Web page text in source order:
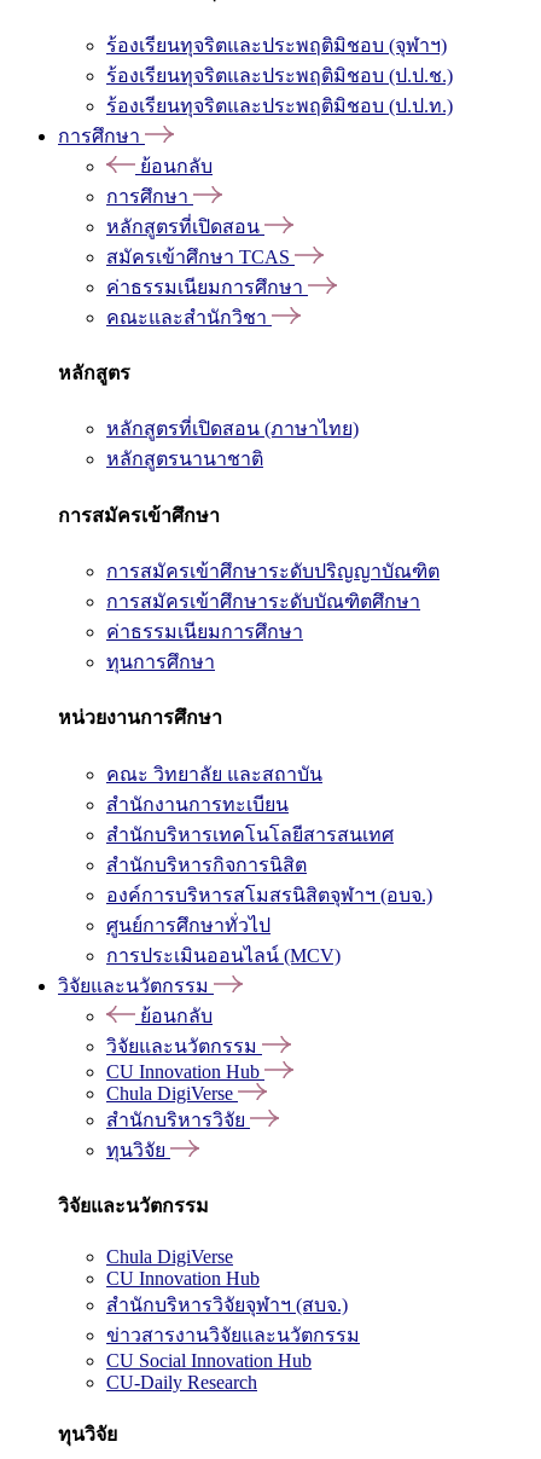
ร้องเรียนทุจริตและประพฤติมิชอบ (จุฬาฯ)
ร้องเรียนทุจริตและประพฤติมิชอบ (ป.ป.ช.)
ร้องเรียนทุจริตและประพฤติมิชอบ (ป.ป.ท.)
การศึกษา
ย้อนกลับ
การศึกษา
หลักสูตรที่เปิดสอน
สมัครเข้าศึกษา TCAS
ค่าธรรมเนียมการศึกษา
คณะและสำนักวิชา
หลักสูตร
หลักสูตรที่เปิดสอน (ภาษาไทย)
หลักสูตรนานาชาติ
การสมัครเข้าศึกษา
การสมัครเข้าศึกษาระดับปริญญาบัณฑิต
การสมัครเข้าศึกษาระดับบัณฑิตศึกษา
ค่าธรรมเนียมการศึกษา
ทุนการศึกษา
หน่วยงานการศึกษา
คณะ วิทยาลัย และสถาบัน
สำนักงานการทะเบียน
สำนักบริหารเทคโนโลยีสารสนเทศ
สำนักบริหารกิจการนิสิต
องค์การบริหารสโมสรนิสิตจุฬาฯ (อบจ.)
ศูนย์การศึกษาทั่วไป
การประเมินออนไลน์ (MCV)
วิจัยและนวัตกรรม
ย้อนกลับ
วิจัยและนวัตกรรม
CU Innovation Hub
Chula DigiVerse
สำนักบริหารวิจัย
ทุนวิจัย
วิจัยและนวัตกรรม
Chula DigiVerse
CU Innovation Hub
สำนักบริหารวิจัยจุฬาฯ (สบจ.)
ข่าวสารงานวิจัยและนวัตกรรม
CU Social Innovation Hub
CU-Daily Research
ทุนวิจัย